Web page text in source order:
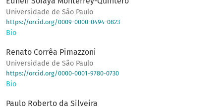
Universidade de São Paulo
https://orcid.org/0009-0000-0494-0823
Bio
Renato Corrêa Pimazzoni
Universidade de São Paulo
https://orcid.org/0000-0001-9780-0730
Bio
Paulo Roberto da Silveira